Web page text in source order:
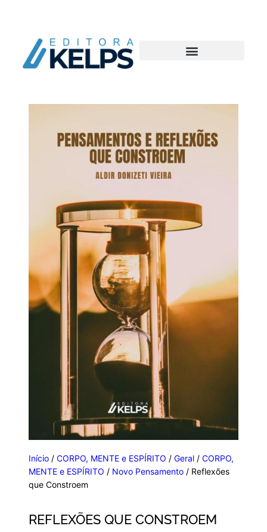
Início /CORPO, MENTE e ESPÍRITO /Geral /CORPO,
MENTE e ESPÍRITO / Novo Pensamento / Reflexões
que Constroem
REFLEXÕES QUE CONSTROEM